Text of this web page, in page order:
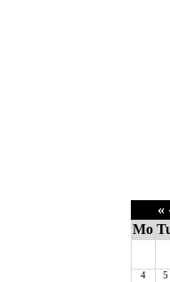
«
Mo
4 5